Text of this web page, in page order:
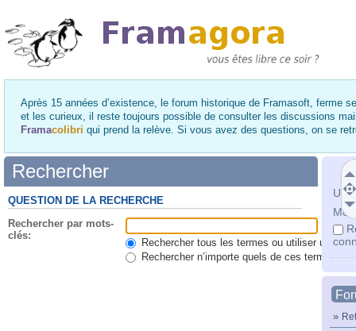
Après 15 années d’existence, le forum historique de Framasoft, ferme
et les curieux, il reste toujours possible de consulter les discussions
Framacolibri qui prend la relève. Si vous avez des questions, on se
Mot
»
Rechercher
QUESTION DE LA RECHERCHE
Rechercher par mots-
clés:
Rechercher tous les termes ou utiliser une
Rechercher n’importe quels de ces termes